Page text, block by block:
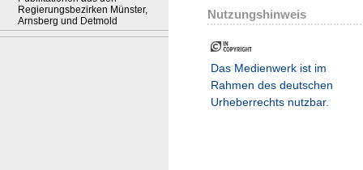
Regierungsbezirken Münster,
Arnsberg und Detmold
Nutzungshinweis
Das Medienwerk ist im
Rahmen des deutschen
Urheberrechts nutzbar.